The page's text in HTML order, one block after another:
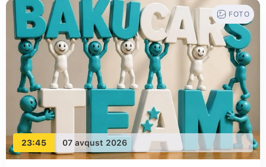
23:45 07 avqust 2026
FOTO